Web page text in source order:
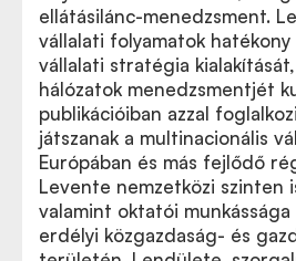
ellátásilánc-menedzsment.
vállalati folyamatok hatékony
vállalati stratégia
hálózatok menedzsmentjét
publikációiban azzal
játszanak a multinacionális
Európában és más fejlődő
Levente nemzetközi szinten
valamint oktatói munkássága
erdélyi közgazdaság- és